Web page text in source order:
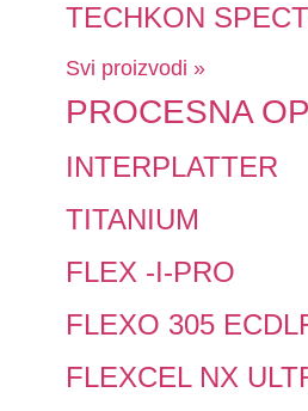
TECHKON
Svi proizvodi »
PROCESNA
INTERPLATTER
TITANIUM
FLEX -I-PRO
FLEXO 305
FLEXCEL NX